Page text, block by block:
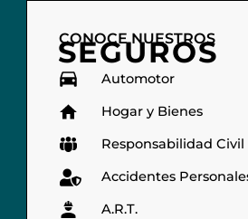
CONOCE NUESTROS
SEGUROS
Automotor
Hogar y Bienes
Responsabilidad Civil
Accidentes
A.R.T.